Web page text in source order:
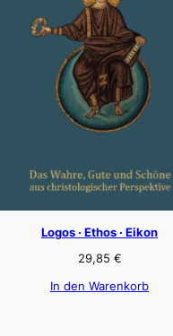
Logos · Ethos · Eikon
29,85 €
In den Warenkorb